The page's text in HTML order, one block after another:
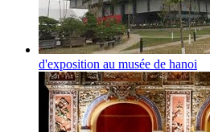
d'exposition au musée de hanoi